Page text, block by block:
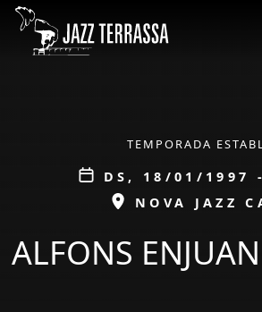
Vés al contingut
TEMPORADA
Data
DS, 18/01/1997
ESPAI
NOVA JAZZ
ALFONS